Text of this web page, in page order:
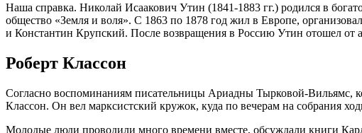
Наша справка. Николай Исаакович Утин (1841-1883 гг.) родился в
общество «Земля и воля». С 1863 по 1878 год жил в Европе,
и Константин Крупский. После возвращения в Россию Утин отошел от
Роберт Классон
Согласно воспоминаниям писательницы Ариадны Тырковой-Вильямс,
Классон. Он вел марксистский кружок, куда по вечерам на собрания
Молодые люди проводили много времени вместе, обсуждали книги